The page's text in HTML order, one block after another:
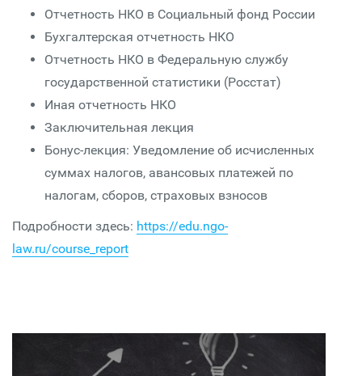
Отчетность НКО в Социальный фонд России
Бухгалтерская отчетность НКО
Отчетность НКО в Федеральную службу
государственной статистики (Росстат)
Иная отчетность НКО
Заключительная лекция
Бонус-лекция: Уведомление об исчисленных
суммах налогов, авансовых платежей по
налогам, сборов, страховых взносов
Подробности здесь: https://edu.ngo-
law.ru/course_report